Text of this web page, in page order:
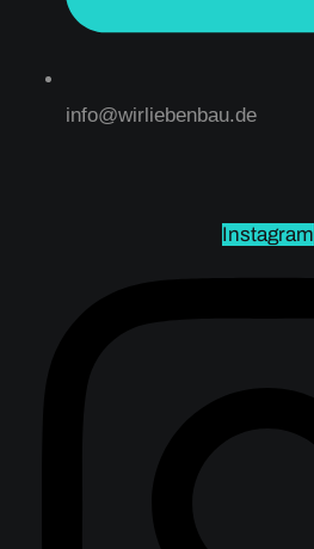
info@wirliebenbau.de
Instagram